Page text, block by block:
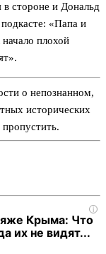
в стороне и Дональд
«Папа и
плохой
о непознанном,
исторических
i
Крыма: Что
их не видят...